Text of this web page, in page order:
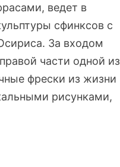
ведет в
сфинксов с
За входом
части одной из
фрески из жизни
рисунками,